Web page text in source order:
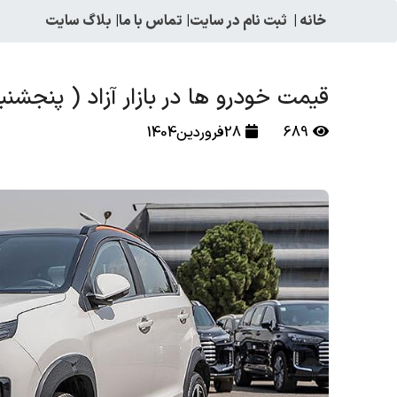
خانه | ثبت نام در سایت| تماس با ما| بلاگ سایت
قیمت خودرو ها در بازار آزاد ( پنجشنبه 28 فروردین
689 28فروردین1404